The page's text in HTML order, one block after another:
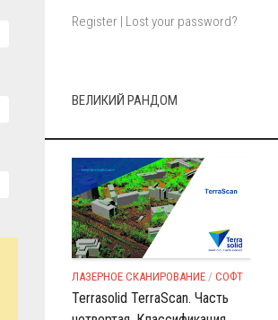
Register | Lost your password?
ВЕЛИКИЙ РАНДОМ
ЛАЗЕРНОЕ СКАНИРОВАНИЕ / СОФТ
Terrasolid TerraScan. Часть